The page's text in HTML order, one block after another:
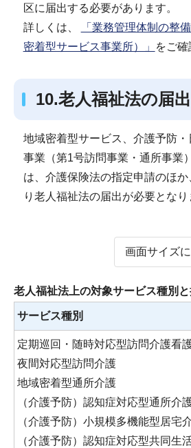
区に届出する必要があります。
詳しくは、
「業務管理体制の整
密着型サービス事業所）」
をご確
10.老人福祉法の届
地域密着型サービス、介護予防
事業（第1号訪問事業・通所事業
は、介護保険法の指定申請のほ
り老人福祉法の届出が必要となり
画面サイズ
老人福祉法上の対象サービス種別
サービス種別
定期巡回・随時対応型訪問介護看
夜間対応型訪問介護
地域密着型通所介護
（介護予防）認知症対応型通所介
（介護予防）小規模多機能型居宅
（介護予防）認知症対応型共同生